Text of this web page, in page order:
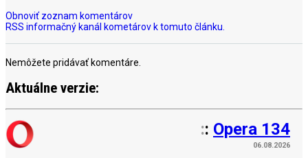
Obnoviť zoznam komentárov
RSS informačný kanál kometárov k tomuto článku.
Nemôžete pridávať komentáre.
Aktuálne verzie:
:: Opera 134
06.08.2026